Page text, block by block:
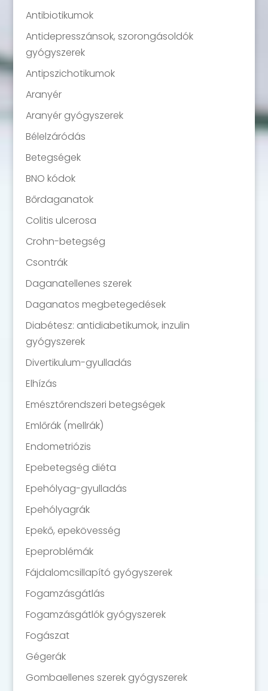
Antibiotikumok
Antidepresszánsok, szorongásoldók
gyógyszerek
Antipszichotikumok
Aranyér
Aranyér gyógyszerek
Bélelzáródás
Betegségek
BNO kódok
Bőrdaganatok
Colitis ulcerosa
Crohn-betegség
Csontrák
Daganatellenes szerek
Daganatos megbetegedések
Diabétesz: antidiabetikumok, inzulin
gyógyszerek
Divertikulum-gyulladás
Elhízás
Emésztőrendszeri betegségek
Emlőrák (mellrák)
Endometriózis
Epebetegség diéta
Epehólyag-gyulladás
Epehólyagrák
Epekő, epekövesség
Epeproblémák
Fájdalomcsillapító gyógyszerek
Fogamzásgátlás
Fogamzásgátlók gyógyszerek
Fogászat
Gégerák
Gombaellenes szerek gyógyszerek